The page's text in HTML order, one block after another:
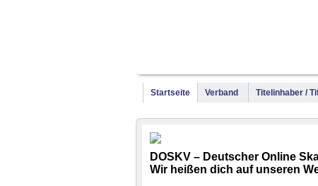
Startseite Verband Titelinhaber /
DOSKV – Deutscher Online
Wir heißen dich auf unseren